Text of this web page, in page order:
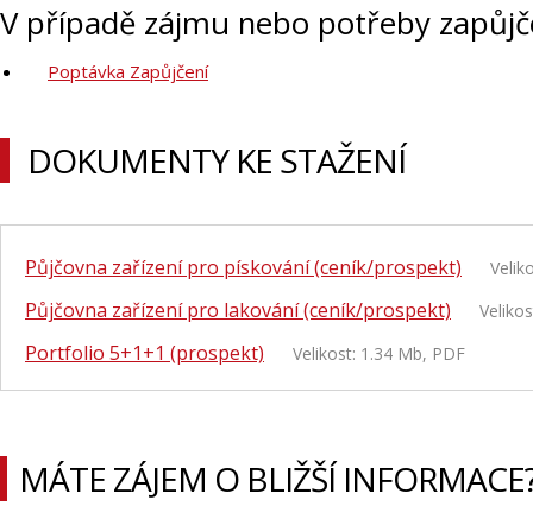
V případě zájmu nebo potřeby
Poptávka Zapůjčení
DOKUMENTY KE STAŽENÍ
Půjčovna zařízení pro pískování (ceník/prospekt)
Půjčovna zařízení pro lakování (ceník/prospekt)
Portfolio 5+1+1 (prospekt) Velikost: 1.34 Mb, PDF
MÁTE ZÁJEM O BLIŽŠÍ